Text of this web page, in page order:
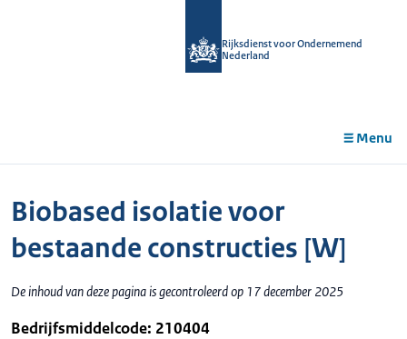
Rijksdienst voor Ondernemend
Nederland
Menu
Biobased isolatie voor
bestaande constructies [W]
De inhoud van deze pagina is gecontroleerd op 17 december 2025
Bedrijfsmiddelcode: 210404